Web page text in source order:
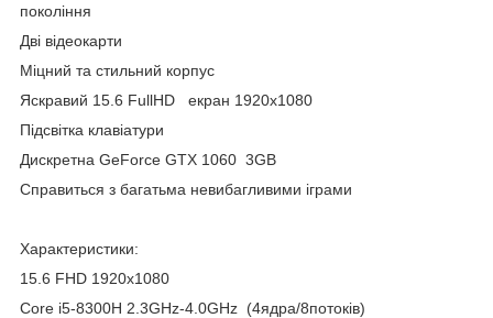
покоління
Дві відеокарти
Міцний та стильний корпус
Яскравий 15.6 FullHD екран 1920х1080
Підсвітка клавіатури
Дискретна GeForce GTX 1060 3GB
Справиться з багатьма невибагливими іграми
Характеристики:
15.6 FHD 1920x1080
Сore i5-8300H 2.3GHz-4.0GHz (4ядра/8потоків)